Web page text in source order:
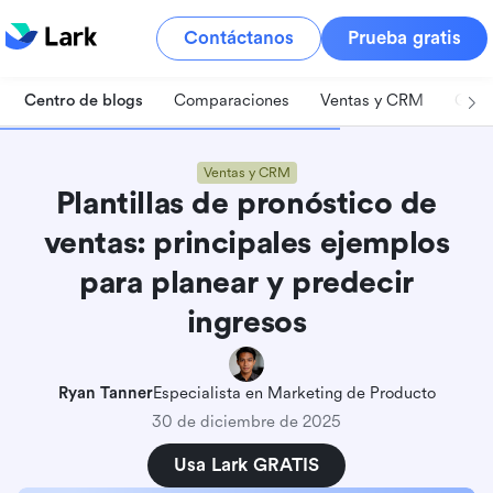
Contáctanos Prueba gratis
Centro de blogs Comparaciones Ventas y CRM
Ventas y CRM
Plantillas de pronóstico de
ventas: principales ejemplos
para planear y predecir
ingresos
Ryan TannerEspecialista en Marketing de Producto
30 de diciembre de 2025
Usa Lark GRATIS